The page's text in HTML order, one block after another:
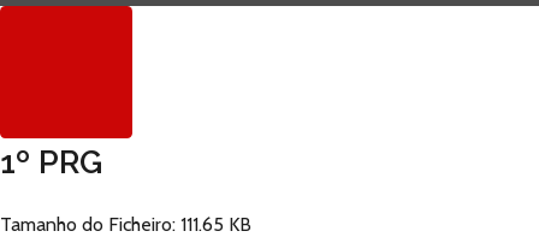
1º PRG
Tamanho do Ficheiro: 111.65 KB